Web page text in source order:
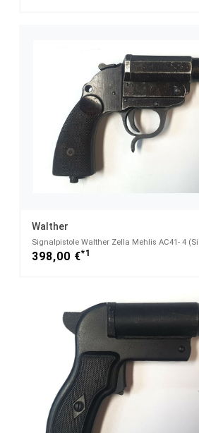
Walther
Signalpistole Walther Zella Mehlis AC41- 4
398,00 €*1